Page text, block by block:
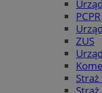
PCPR
ZUS